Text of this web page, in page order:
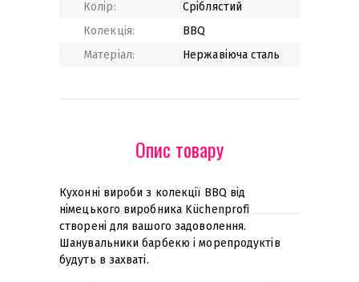
Колір:
Сріблястий
Колекція:
BBQ
Матеріал:
Нержавіюча сталь
Опис товару
Кухонні вироби з колекції BBQ від
німецького виробника Küchenprofi
створені для вашого задоволення.
Шанувальники барбекю і морепродуктів
будуть в захваті.